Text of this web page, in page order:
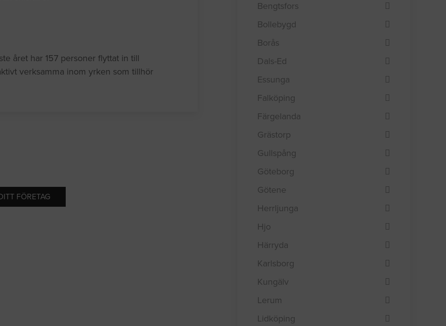
året har 157 personer flyttat in till
verksamma inom yrken som tillhör
FÖRETAG
Bengtsfors
Bollebygd
Borås
Dals-Ed
Essunga
Falköping
Färgelanda
Grästorp
Gullspång
Göteborg
Götene
Herrljunga
Hjo
Härryda
Karlsborg
Kungälv
Lerum
Lidköping